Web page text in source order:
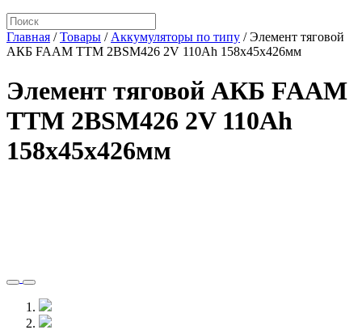
Главная /Товары / Аккумуляторы по типу /Элемент тяговой
АКБ FAAM TTM 2BSM426 2V 110Ah 158x45x426мм
Элемент тяговой АКБ FAAM
TTM 2BSM426 2V 110Ah
158x45x426мм